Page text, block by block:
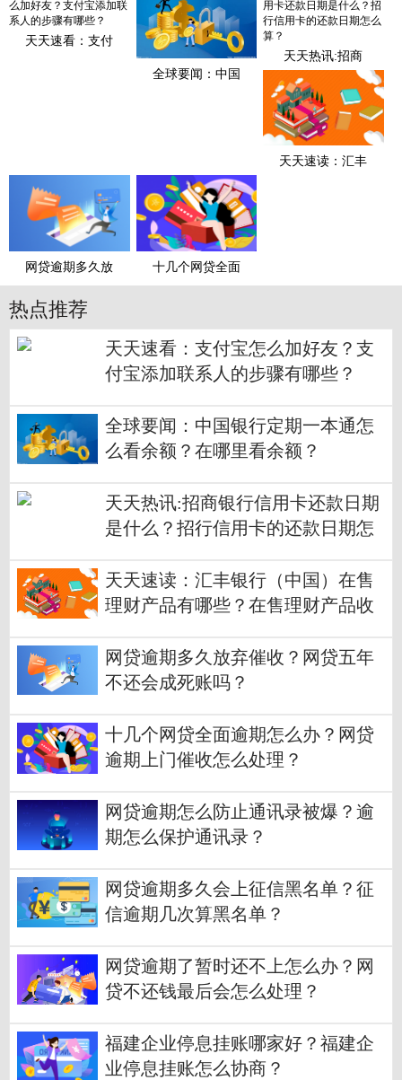
天天速看：支付
全球要闻：中国
天天热讯:招商
天天速读：汇丰
网贷逾期多久放 十几个网贷全面
热点推荐
天天速看：支付宝怎么加好友？支
付宝添加联系人的步骤有哪些？
全球要闻：中国银行定期一本通怎
么看余额？在哪里看余额？
天天热讯:招商银行信用卡还款日期
是什么？招行信用卡的还款日期怎
天天速读：汇丰银行（中国）在售
理财产品有哪些？在售理财产品收
网贷逾期多久放弃催收？网贷五年
不还会成死账吗？
十几个网贷全面逾期怎么办？网贷
逾期上门催收怎么处理？
网贷逾期怎么防止通讯录被爆？逾
期怎么保护通讯录？
网贷逾期多久会上征信黑名单？征
信逾期几次算黑名单？
网贷逾期了暂时还不上怎么办？网
贷不还钱最后会怎么处理？
福建企业停息挂账哪家好？福建企
业停息挂账怎么协商？